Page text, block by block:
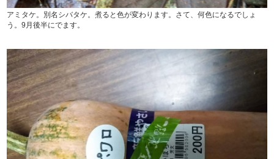
アミタケ。別名シバタケ。煮ると色が変わります。さて、何色になるでしょ
う。9月後半にでます。